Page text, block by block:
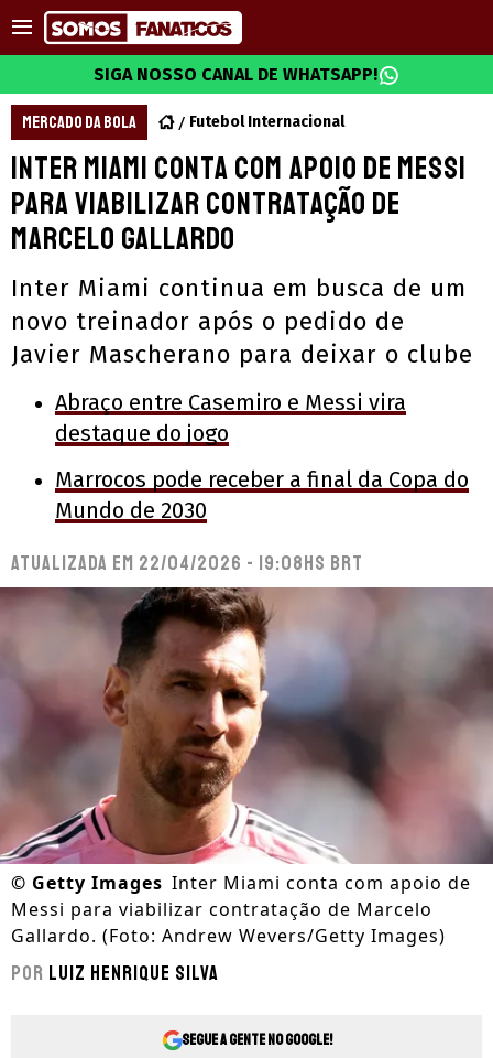
SIGA NOSSO CANAL DE WHATSAPP!
MERCADO DA BOLA Futebol Internacional
Inter Miami conta com apoio de Messi
para viabilizar contratação de
Marcelo Gallardo
Inter Miami continua em busca de um
novo treinador após o pedido de
Javier Mascherano para deixar o clube
Abraço entre Casemiro e Messi vira
destaque do jogo
Marrocos pode receber a final da Copa do
Mundo de 2030
Atualizada em 22/04/2026 - 19:08hs BRT
© Getty Images Inter Miami conta com apoio de
Messi para viabilizar contratação de Marcelo
Gallardo. (Foto: Andrew Wevers/Getty Images)
Por Luiz Henrique Silva
Segue a gente no Google!